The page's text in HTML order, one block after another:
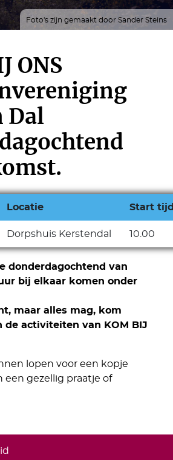
Foto's zijn gemaakt door Sander Steins
ONS
Dal
Locatie Start
Dorpshuis Kerstendal 10.00
donderdagochtend van
bij elkaar komen onder
maar alles mag, kom
de activiteiten van KOM BIJ
lopen voor een kopje
een gezellig praatje of